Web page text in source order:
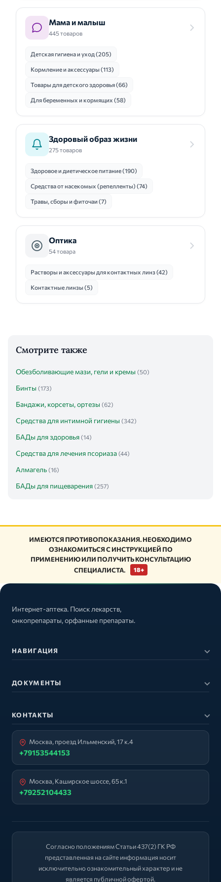
Мама и малыш
445 товаров
Детская гигиена и уход (205)
Кормление и аксессуары (113)
Товары для детского здоровья (66)
Для беременных и кормящих (58)
Здоровый образ жизни
275 товаров
Здоровое и диетическое питание (190)
Средства от насекомых (репелленты) (74)
Травы, сборы и фиточаи (7)
Оптика
54 товара
Растворы и аксессуары для контактных линз (42)
Контактные линзы (5)
Смотрите также
Обезболивающие мази, гели и кремы (50)
Бинты (173)
Бандажи, корсеты, ортезы (62)
Средства для интимной гигиены (342)
БАДы для здоровья (14)
Средства для лечения псориаза (44)
Алмагель (16)
БАДы для пищеварения (257)
ИМЕЮТСЯ ПРОТИВОПОКАЗАНИЯ. НЕОБХОДИМО
ОЗНАКОМИТЬСЯ С ИНСТРУКЦИЕЙ ПО
ПРИМЕНЕНИЮ ИЛИ ПОЛУЧИТЬ КОНСУЛЬТАЦИЮ
СПЕЦИАЛИСТА.
18+
Интернет-аптека. Поиск лекарств,
онкопрепараты, орфанные препараты.
НАВИГАЦИЯ
ДОКУМЕНТЫ
КОНТАКТЫ
Москва, проезд Ильменский, 17 к.4
+79153544153
Москва, Каширское шоссе, 65 к.1
+79252104433
Согласно положениям Статьи 437(2) ГК РФ
представленная на сайте информация носит
исключительно ознакомительный характер и не
является публичной офертой.